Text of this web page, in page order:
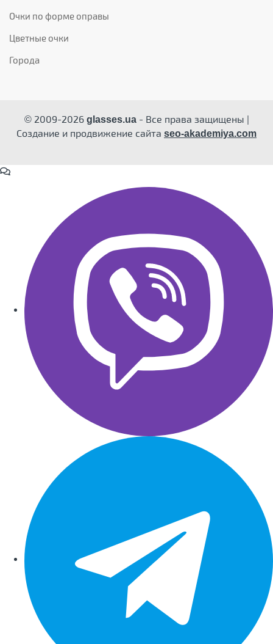
Очки по форме оправы
Цветные очки
Города
© 2009-2026glasses.ua- Все права защищены |
Создание и продвижение сайта seo-akademiya.com